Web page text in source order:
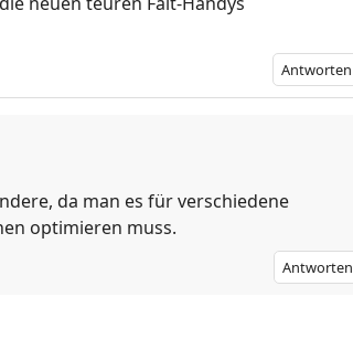
Antworten
da man es für verschiedene
optimieren muss.
Antworten